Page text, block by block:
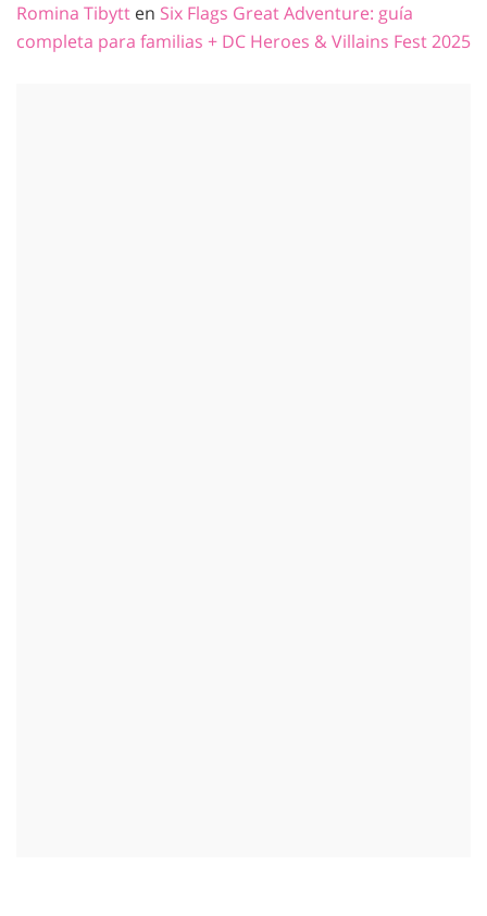
Romina Tibytt en Six Flags Great Adventure: guía
completa para familias + DC Heroes & Villains Fest 2025